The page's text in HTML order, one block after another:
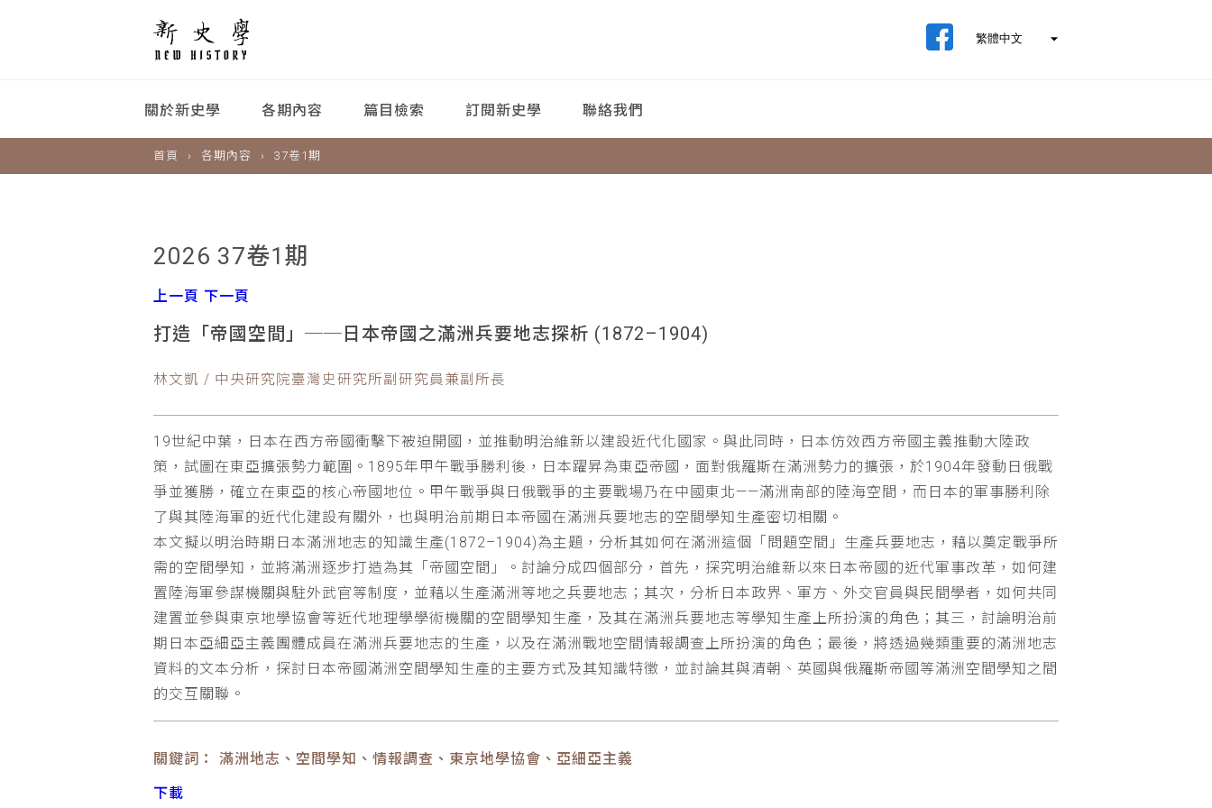
關於新史學 各期內容 篇目檢索 訂閱新史學 聯絡我們
首頁 各期內容 37卷1期
2026 37卷1期
上一頁 下一頁
打造「帝國空間」──日本帝國之滿洲兵要地志探析 (1872–1904)
林文凱 / 中央研究院臺灣史研究所副研究員兼副所長
19世紀中葉，日本在西方帝國衝擊下被迫開國，並推動明治維新以建設近代化國家。與此同時，日本仿效西方帝國主義推動大陸政
策，試圖在東亞擴張勢力範圍。1895年甲午戰爭勝利後，日本躍昇為東亞帝國，面對俄羅斯在滿洲勢力的擴張，於1904年發動日俄戰
爭並獲勝，確立在東亞的核心帝國地位。甲午戰爭與日俄戰爭的主要戰場乃在中國東北——滿洲南部的陸海空間，而日本的軍事勝利除
了與其陸海軍的近代化建設有關外，也與明治前期日本帝國在滿洲兵要地志的空間學知生產密切相關。
本文擬以明治時期日本滿洲地志的知識生產(1872–1904)為主題，分析其如何在滿洲這個「問題空間」生產兵要地志，藉以奠定戰爭所
需的空間學知，並將滿洲逐步打造為其「帝國空間」。討論分成四個部分，首先，探究明治維新以來日本帝國的近代軍事改革，如何建
置陸海軍參謀機關與駐外武官等制度，並藉以生產滿洲等地之兵要地志；其次，分析日本政界、軍方、外交官員與民間學者，如何共同
建置並參與東京地學協會等近代地理學學術機關的空間學知生產，及其在滿洲兵要地志等學知生產上所扮演的角色；其三，討論明治前
期日本亞細亞主義團體成員在滿洲兵要地志的生產，以及在滿洲戰地空間情報調查上所扮演的角色；最後，將透過幾類重要的滿洲地志
資料的文本分析，探討日本帝國滿洲空間學知生產的主要方式及其知識特徵，並討論其與清朝、英國與俄羅斯帝國等滿洲空間學知之間
的交互關聯。
關鍵詞： 滿洲地志、空間學知、情報調查、東京地學協會、亞細亞主義
下載